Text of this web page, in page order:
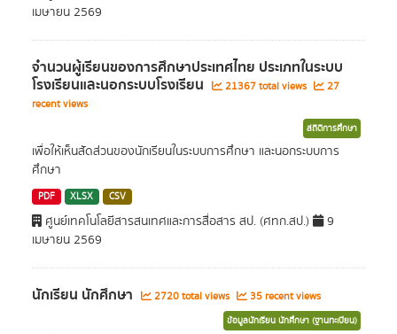
เมษายน 2569
จำนวนผู้เรียนของการศึกษาประเทศไทย ประเภทในระบบ
โรงเรียนและนอกระบบโรงเรียน 21367 total views
27
recent views
สถิติการศึกษา
เพื่อให้เห็นสัดส่วนของนักเรียนในระบบการศึกษา และนอกระบบการ
ศึกษา
PDF XLSX CSV
ศูนย์เทคโนโลยีสารสนเทศและการสื่อสาร สป. (ศทก.สป.)
9
เมษายน 2569
นักเรียน นักศึกษา 2720 total views 35 recent views
ข้อมูลนักเรียน นักศึกษา (ฐานทะเบียน)